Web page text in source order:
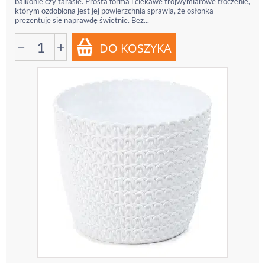
którym ozdobiona jest jej powierzchnia sprawia, że osłonka
prezentuje się naprawdę świetnie. Bez...
− +